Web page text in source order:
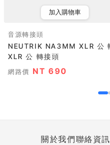
加入購物車
音源轉接頭
NEUTRIK NA3MM XLR 公 轉
XLR 公 轉接頭
網路價 NT 690
關於我們聯絡資訊